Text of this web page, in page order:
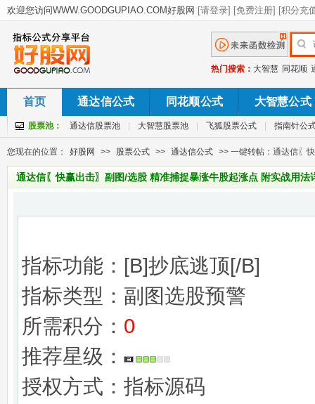
热门搜索： 大智慧 同花顺
首页 通达信公式 同花顺公式 大智慧公式
股票池： 通达信股票池 大智慧股票池 飞狐股票公式 指南针公
您现在的位置： 好股网 >> 股票公式 >> 通达信公式 >> 一键转帖：通达信〖
通达信〖快赢出击〗副图/选股 精准捕捉暴涨牛股起涨点 附实战用法
指标功能：[B]抄底逃顶[/B]
指标类型：副图选股预警
所需积分： 0
推荐星级：
授权方式：指标源码